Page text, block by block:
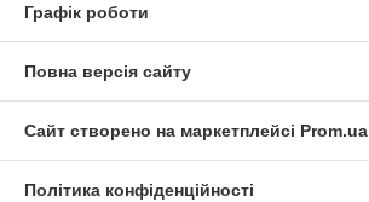
Графік роботи
Повна версія сайту
Сайт створено на маркетплейсі Prom.ua
Політика конфіденційності